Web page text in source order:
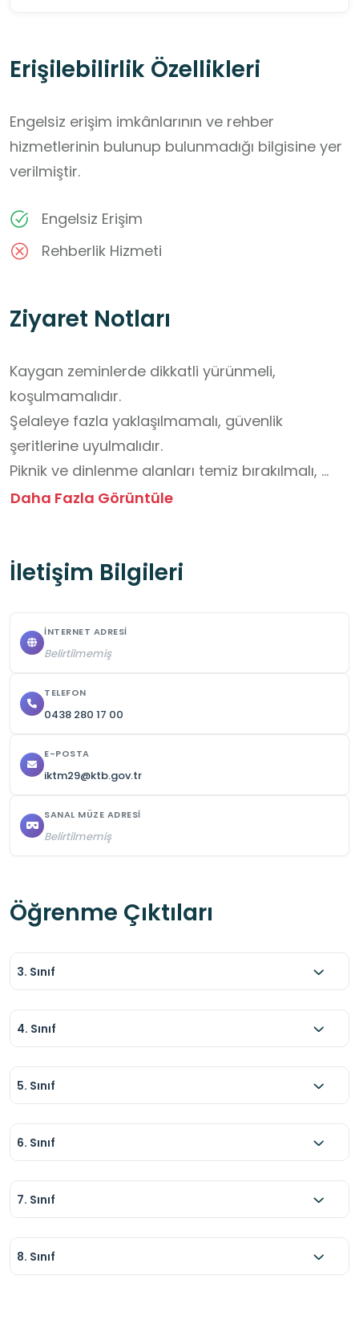
Erişilebilirlik Özellikleri
Engelsiz erişim imkânlarının ve rehber
hizmetlerinin bulunup bulunmadığı bilgisine yer
verilmiştir.
Engelsiz Erişim
Rehberlik Hizmeti
Ziyaret Notları
Kaygan zeminlerde dikkatli yürünmeli,
koşulmamalıdır.
Şelaleye fazla yaklaşılmamalı, güvenlik
şeritlerine uyulmalıdır.
Piknik ve dinlenme alanları temiz bırakılmalı,
çöpler çöp kutularına atılmalıdır.
Alan yüksek rakımda bulunduğu için ziyaretler
Daha Fazla Görüntüle
İletişim Bilgileri
İNTERNET ADRESI
Belirtilmemiş
TELEFON
0438 280 17 00
E-POSTA
iktm29@ktb.gov.tr
SANAL MÜZE ADRESI
Belirtilmemiş
Öğrenme Çıktıları
3. Sınıf
4. Sınıf
5. Sınıf
6. Sınıf
7. Sınıf
8. Sınıf